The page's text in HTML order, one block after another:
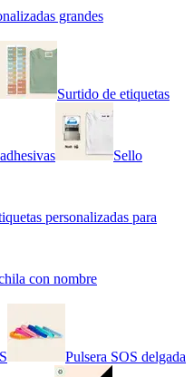
grandes
Surtido de etiquetas
Sello
personalizadas para
con nombre
Pulsera SOS delgada